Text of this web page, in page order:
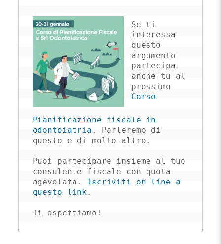
Se ti
interessa
questo
argomento
partecipa
anche tu al
Corso
Pianificazione fiscale in
odontoiatria . Parleremo di
questo e di molto altro.
Puoi partecipare insieme al tuo
consulente fiscale con quota
agevolata. Iscriviti on line a
questo link.
Ti aspettiamo!